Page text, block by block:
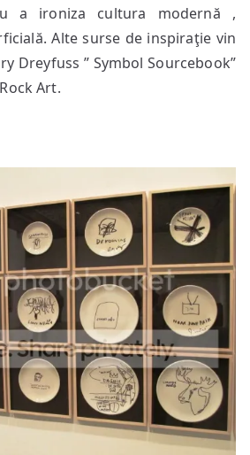
a ironiza cultura modernă ,
Alte surse de inspiraţie vin
Dreyfuss ” Symbol Sourcebook”
Art.